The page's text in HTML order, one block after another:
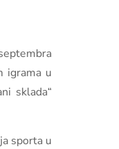
igrama u
sklada“
sporta u